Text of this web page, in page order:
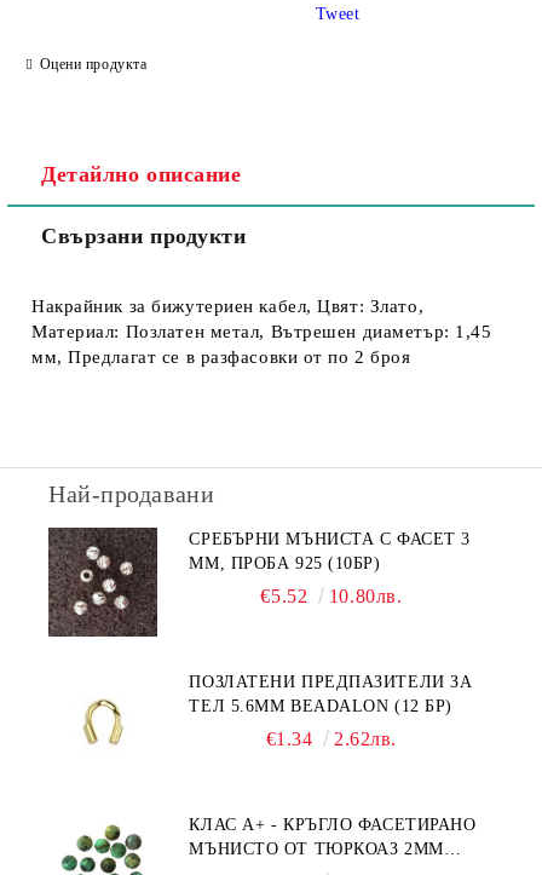
Оцени продукта
Tweet
Детайлно описание
Свързани продукти
Накрайник за бижутериен кабел, Цвят: Злато,
Материал: Позлатен метал, Вътрешен диаметър: 1,45
мм, Предлагат се в разфасовки от по 2 броя
Най-продавани
СРЕБЪРНИ МЪНИСТА С ФАСЕТ 3
ММ, ПРОБА 925 (10БР)
€5.52 10.80лв.
ПОЗЛАТЕНИ ПРЕДПАЗИТЕЛИ ЗА
ТЕЛ 5.6ММ BEADALON (12 БР)
€1.34 2.62лв.
КЛАС А+ - КРЪГЛО ФАСЕТИРАНО
МЪНИСТО ОТ ТЮРКОАЗ 2ММ